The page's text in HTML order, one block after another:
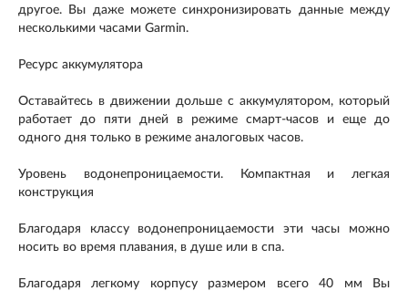
другое. Вы даже можете синхронизировать данные между
несколькими часами Garmin.
Ресурс аккумулятора
Оставайтесь в движении дольше с аккумулятором, который
работает до пяти дней в режиме смарт-часов и еще до
одного дня только в режиме аналоговых часов.
Уровень водонепроницаемости. Компактная и легкая
конструкция
Благодаря классу водонепроницаемости эти часы можно
носить во время плавания, в душе или в спа.
Благодаря легкому корпусу размером всего 40 мм Вы